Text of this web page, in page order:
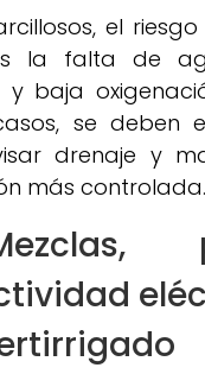
el
la falta de
y baja
se deben
drenaje y
más controlada.